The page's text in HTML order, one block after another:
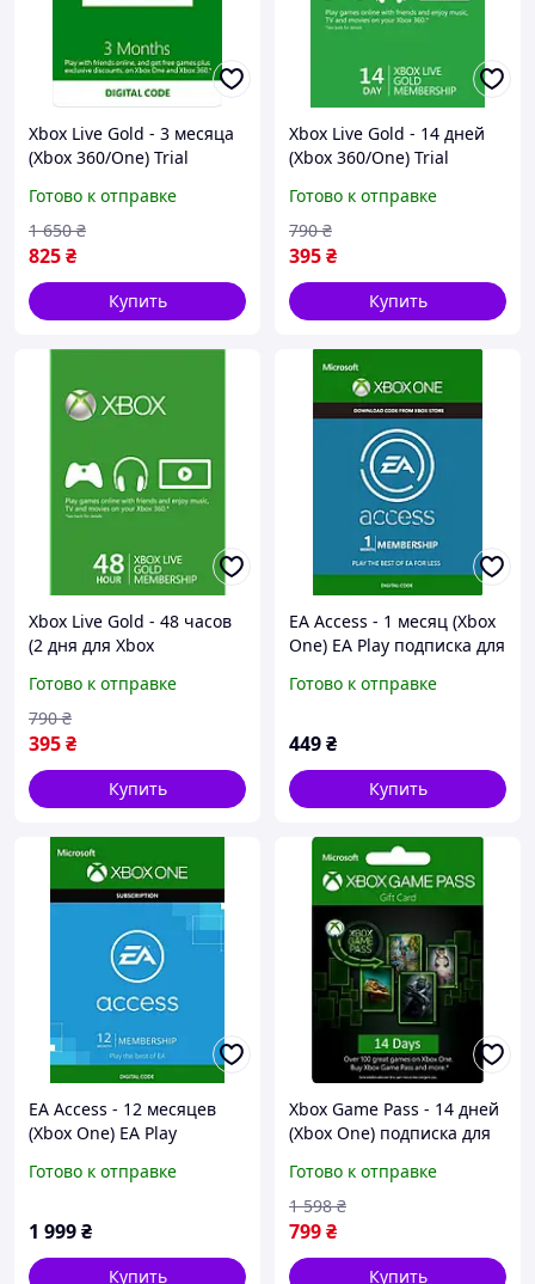
Xbox Live Gold - 3 месяца
(Xbox 360/One) Trial
регионов и стран
Готово к отправке
825₴
1 650 ₴
Купить
Xbox Live Gold - 14 дней
(Xbox 360/One) Trial
регионов и стран
Готово к отправке
395₴
790 ₴
Купить
Xbox Live Gold - 48 часов
(2 дня для Xbox
всех регионов и стран
Готово к отправке
395₴
790 ₴
Купить
EA Access - 1 месяц (Xbox
One) EA Play подписка для
Готово к отправке
449₴
Купить
EA Access - 12 месяцев
(Xbox One) EA Play
регионов и стран
Готово к отправке
1 999₴
Купить
Xbox Game Pass - 14 дней
(Xbox One) подписка для
Готово к отправке
799₴
1 598 ₴
Купить